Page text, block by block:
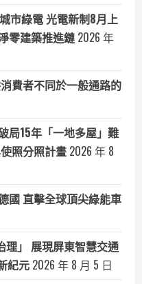
市綠電 光電新制8月上
零建築推進鏈 2026 年
費者不同於一般通路的
局15年「一地多屋」難
照分照計畫 2026 年 8
國 直擊全球頂尖綠能車
治理」 展現屏東智慧交通
紀元 2026 年 8 月 5 日